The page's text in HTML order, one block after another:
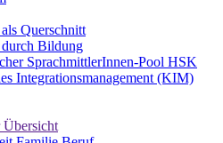
Querschnitt
Bildung
SprachmittlerInnen-Pool HSK
Integrationsmanagement (KIM)